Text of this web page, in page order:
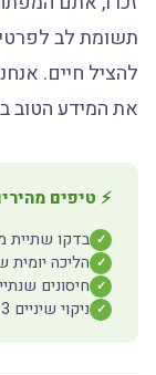
תשומת לב
להציל חיים.
את המידע הטוב
⚡ טיפים מהירים
✓ בדקו שתיית מים
✓ הליכה יומית של 30+ דקות חיונית לבריאות
✓ חיסונים
✓ ניקוי שיניים 3 פעמים בשבוע מונע מחלות חניכיים